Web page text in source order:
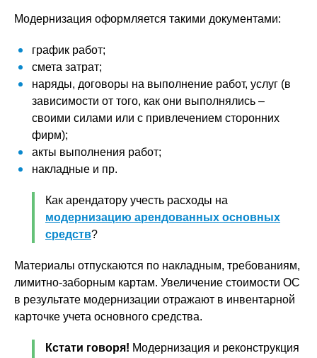
Модернизация оформляется такими документами:
график работ;
смета затрат;
наряды, договоры на выполнение работ, услуг (в
зависимости от того, как они выполнялись –
своими силами или с привлечением сторонних
фирм);
акты выполнения работ;
накладные и пр.
Как арендатору учесть расходы на
модернизацию арендованных основных
средств?
Материалы отпускаются по накладным, требованиям,
лимитно-заборным картам. Увеличение стоимости ОС
в результате модернизации отражают в инвентарной
карточке учета основного средства.
Кстати говоря! Модернизация и реконструкция